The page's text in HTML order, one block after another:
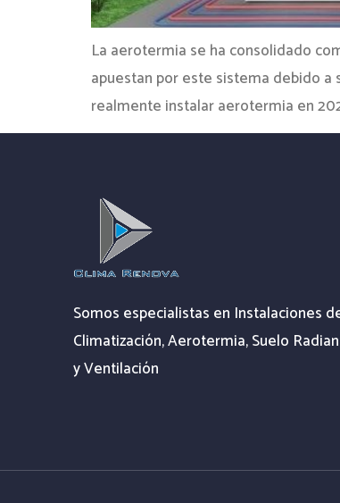
La aerotermia se ha consolidado
apuestan por este sistema debido a
realmente instalar aerotermia en
Somos especialistas en Instalaciones
Climatización, Aerotermia, Suelo
y Ventilación